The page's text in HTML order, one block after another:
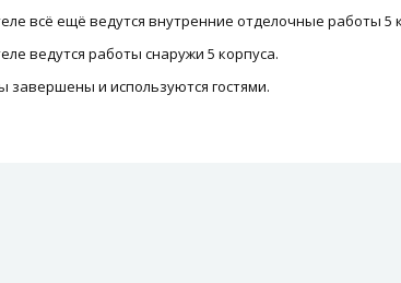
всё ещё ведутся внутренние отделочные работы
ведутся работы снаружи 5 корпуса.
завершены и используются гостями.